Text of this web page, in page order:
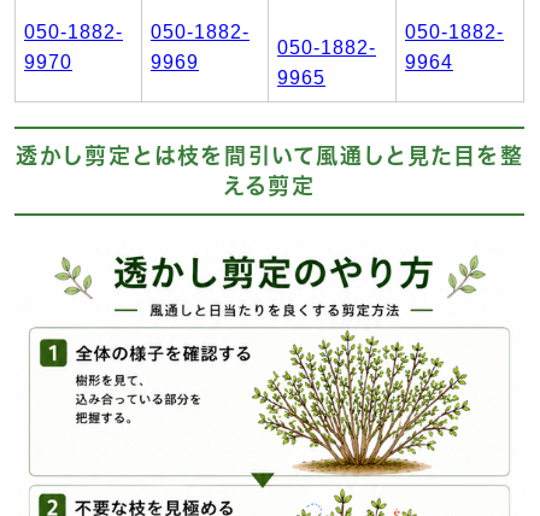
050-1882-
9970
050-1882-
9969
050-1882-
9965
050-1882-
9964
透かし剪定とは枝を間引いて風通しと見た目を整
える剪定